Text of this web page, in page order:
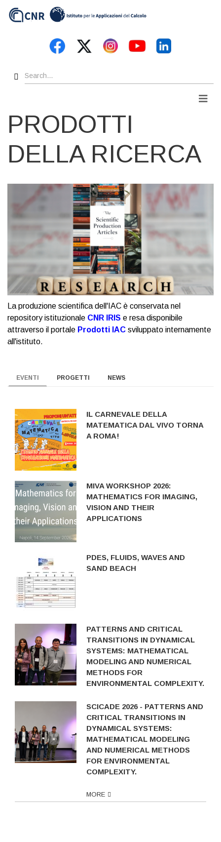
Search
PRODOTTI
DELLA RICERCA
La produzione scientifica dell'IAC è conservata nel
repository istituzionale CNR IRIS e resa disponibile
attraverso il portale Prodotti IAC sviluppato internamente
all'istituto.
EVENTI PROGETTI NEWS
IL CARNEVALE DELLA
MATEMATICA DAL VIVO TORNA
A ROMA!
MIVA WORKSHOP 2026:
MATHEMATICS FOR IMAGING,
VISION AND THEIR
APPLICATIONS
PDES, FLUIDS, WAVES AND
SAND BEACH
PATTERNS AND CRITICAL
TRANSITIONS IN DYNAMICAL
SYSTEMS: MATHEMATICAL
MODELING AND NUMERICAL
METHODS FOR
ENVIRONMENTAL COMPLEXITY.
SCICADE 2026 - PATTERNS AND
CRITICAL TRANSITIONS IN
DYNAMICAL SYSTEMS:
MATHEMATICAL MODELING
AND NUMERICAL METHODS
FOR ENVIRONMENTAL
COMPLEXITY.
MORE